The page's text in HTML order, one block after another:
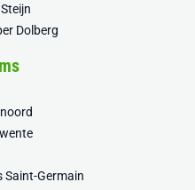
Dolberg
Saint-Germain